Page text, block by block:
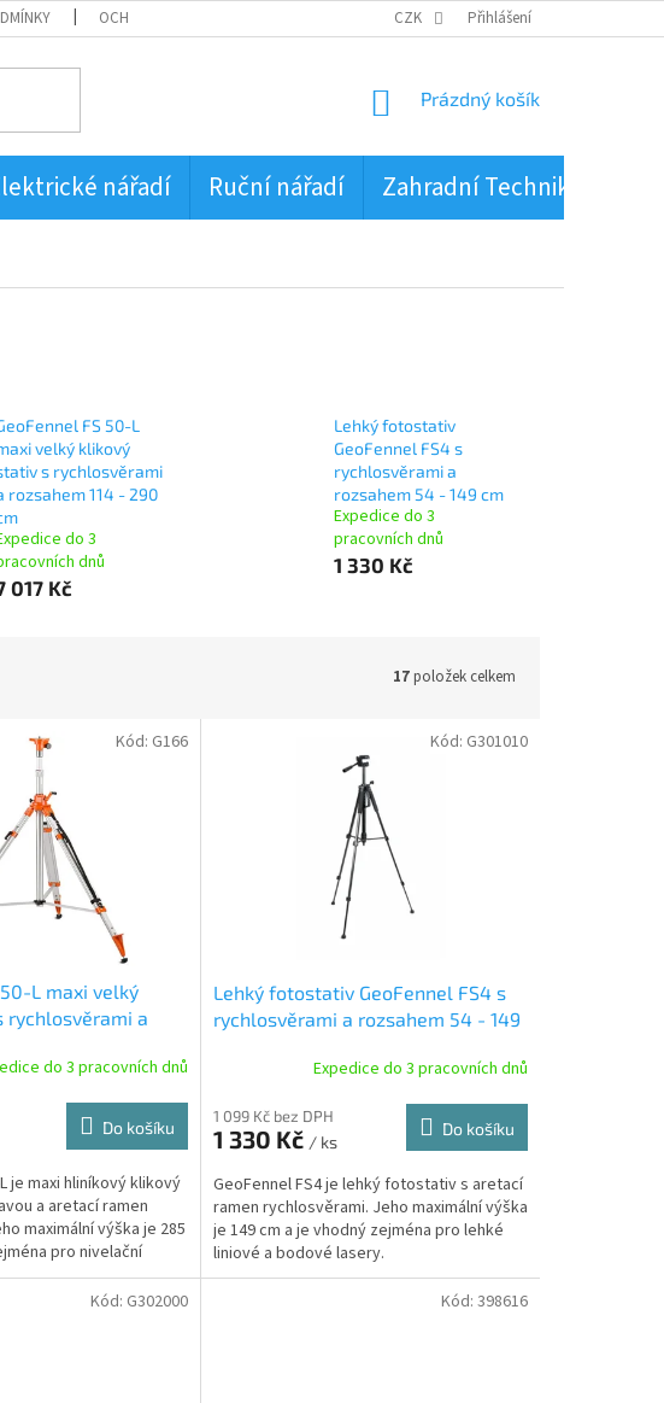
OCHRANA OSOBNÍCH ÚDAJŮ CZK Přihlášení
NÁKUPNÍ
Prázdný košík
nářadí Ruční nářadí Zahradní Technika
FS 50-L
velký klikový
s rychlosvěrami
rozsahem 114 - 290
do 3
dnů
017 Kč
Lehký fotostativ
GeoFennel FS4 s
rychlosvěrami a
rozsahem 54 - 149 cm
Expedice do 3
pracovních dnů
1 330 Kč
17položek celkem
L maxi velký
rychlosvěrami a
do 3 pracovních dnů
Do košíku
je maxi hliníkový klikový
a aretací ramen
maximální výška je 285
pro nivelační
Kód: G166
Lehký fotostativ GeoFennel FS4 s
rychlosvěrami a rozsahem 54 - 149
Expedice do 3 pracovních dnů
1 099 Kč bez DPH
1 330 Kč / ks
Do košíku
GeoFennel FS4 je lehký fotostativ s aretací
ramen rychlosvěrami. Jeho maximální výška
je 149 cm a je vhodný zejména pro lehké
liniové a bodové lasery.
Kód: G301010
Kód: G302000 Kód: 398616